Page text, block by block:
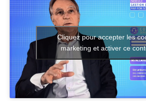
Cliquez pour accepter les
marketing et activer ce